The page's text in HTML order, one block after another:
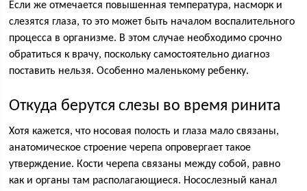
Если же отмечается повышенная температура, насморк и
слезятся глаза, то это может быть началом воспалительного
процесса в организме. В этом случае необходимо срочно
обратиться к врачу, поскольку самостоятельно диагноз
поставить нельзя. Особенно маленькому ребенку.
Откуда берутся слезы во время ринита
Хотя кажется, что носовая полость и глаза мало связаны,
анатомическое строение черепа опровергает такое
утверждение. Кости черепа связаны между собой, равно
как и органы там располагающиеся. Носослезный канал